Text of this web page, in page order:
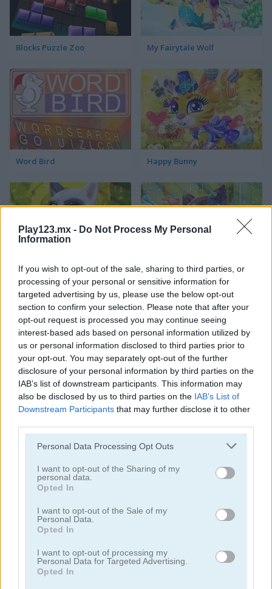
Play123.mx - Do Not Process My Personal
Information
If you wish to opt-out of the sale, sharing to third parties, or
processing of your personal or sensitive information for
targeted advertising by us, please use the below opt-out
section to confirm your selection. Please note that after your
opt-out request is processed you may continue seeing
interest-based ads based on personal information utilized by
us or personal information disclosed to third parties prior to
your opt-out. You may separately opt-out of the further
disclosure of your personal information by third parties on the
IAB’s list of downstream participants. This information may
also be disclosed by us to third parties on the IAB’s List of
Downstream Participants that may further disclose it to other
Personal Data Processing Opt Outs
I want to opt-out of the Sharing of my
personal data.
Opted In
I want to opt-out of the Sale of my
Personal Data.
Opted In
I want to opt-out of processing my
Personal Data for Targeted Advertising.
Opted In
Blocks Puzzle Zoo My Fairytale Wolf
Word Bird Happy Bunny
Happy Dog Happy Cat
Categorías Relacionadas
juegos de pájaros
juegos de conejitos
juegos de gatos
juegos de pollos
juegos de dinosaurios
juegos de perros
juegos de patos